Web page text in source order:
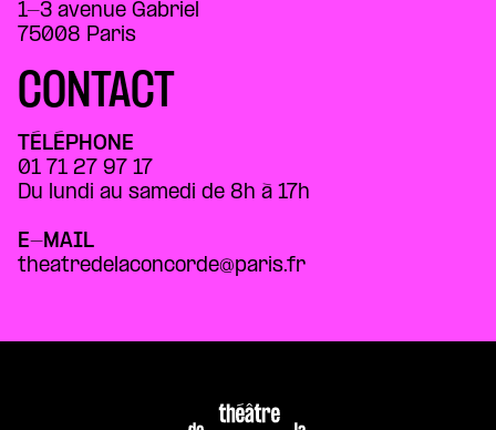
1-3 avenue Gabriel
75008 Paris
CONTACT
TÉLÉPHONE
01 71 27 97 17
Du lundi au samedi de 8h à 17h
E-MAIL
theatredelaconcorde@paris.fr